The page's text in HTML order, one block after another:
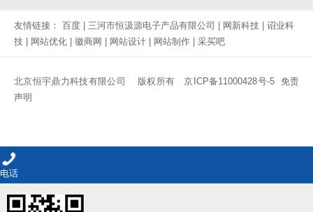
友情链接： 百度 三河市恒汲源电子产品有限公司 网新科技
诏业科
技
网站优化 徽商网 网站设计 网站制作 采买吧
北京恒宇鼎力科技有限公司 版权所有京ICP备11000428号-5 免责
声明
电话